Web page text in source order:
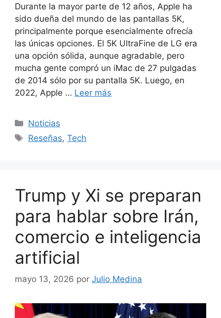
Durante la mayor parte de 12 años, Apple ha
sido dueña del mundo de las pantallas 5K,
principalmente porque esencialmente ofrecía
las únicas opciones. El 5K UltraFine de LG era
una opción sólida, aunque agradable, pero
mucha gente compró un iMac de 27 pulgadas
de 2014 sólo por su pantalla 5K. Luego, en
2022, Apple … Leer más
Categorías
Noticias
Etiquetas
Reseñas,Tech
Trump y Xi se preparan
para hablar sobre Irán,
comercio e inteligencia
artificial
mayo 13, 2026 por Julio Medina